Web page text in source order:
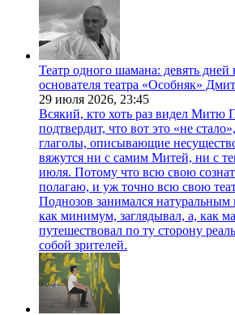
Театр одного шамана: девять дней
основателя театра «Особняк»
29 июля 2026, 23:45
Всякий, кто хоть раз видел Митю
подтвердит, что вот это «не
глаголы, описывающие
вяжутся ни с самим Митей, ни с
июля. Потому что всю свою
полагаю, и уж точно всю свою
Поднозов занимался натуральным
как минимум, заглядывал, а, как
путешествовал по ту сторону
собой зрителей.